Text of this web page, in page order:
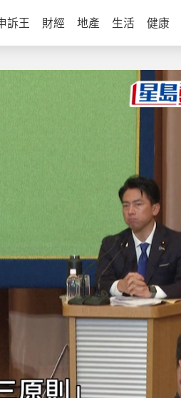
訴王 財經 地產 生活 健康